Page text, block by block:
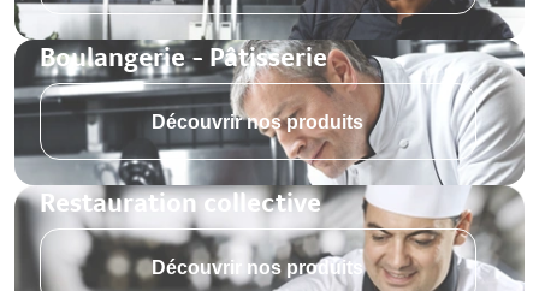
Boulangerie - Pâtisserie
Découvrir nos produits
Restauration collective
Découvrir nos produits